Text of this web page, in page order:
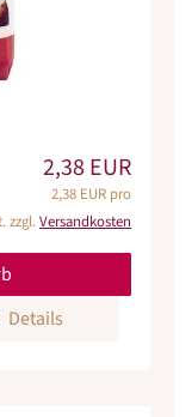
2,38 EUR
2,38 EUR pro
zzgl.Versandkosten